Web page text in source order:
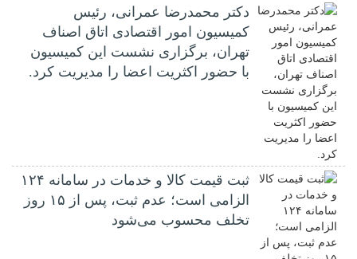
دکتر محمدرضا عمرانی، رئیس
کمیسیون امور اقتصادی اتاق اصناف
تهران، برگزاری نشست این کمیسیون
با حضور اکثریت اعضا را مدیریت کرد.
ثبت قیمت کالا و خدمات در سامانه ۱۲۴
الزامی است؛ عدم ثبت، پس از ۱۵ روز
تخلف محسوب می‌شود